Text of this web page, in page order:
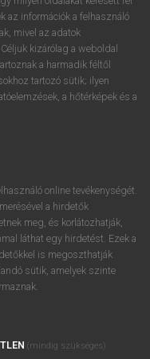
megtekintéséhez.
A szótár 2 órás,
regisztrálok és
az információk a felhasználó
mivel az adatok
kizárólag a weboldal
a harmadik féltől
tartozó sütik; ilyen
a hőtérképek és a
online tevékenységét.
a hirdetők
meg, és korlátozhatják,
láthat egy hirdetést. Ezek a
is megoszthatják
sütik, amelyek szinte
(mindig szükséges)